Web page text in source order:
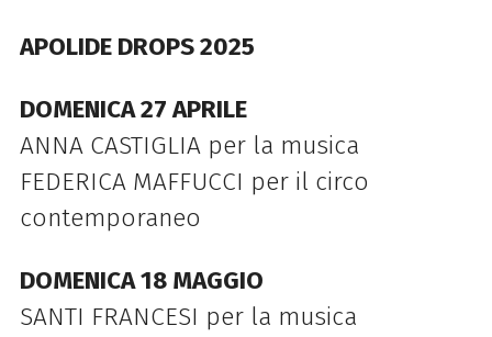
APOLIDE DROPS 2025
DOMENICA 27 APRILE
ANNA CASTIGLIA per la musica
FEDERICA MAFFUCCI per il circo
contemporaneo
DOMENICA 18 MAGGIO
SANTI FRANCESI per la musica